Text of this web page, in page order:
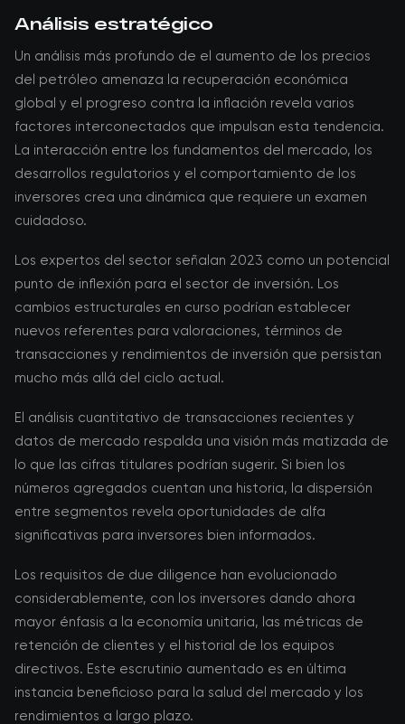
Análisis estratégico
Un análisis más profundo de el aumento de los precios
del petróleo amenaza la recuperación económica
global y el progreso contra la inflación revela varios
factores interconectados que impulsan esta tendencia.
La interacción entre los fundamentos del mercado, los
desarrollos regulatorios y el comportamiento de los
inversores crea una dinámica que requiere un examen
cuidadoso.
Los expertos del sector señalan 2023 como un potencial
punto de inflexión para el sector de inversión. Los
cambios estructurales en curso podrían establecer
nuevos referentes para valoraciones, términos de
transacciones y rendimientos de inversión que persistan
mucho más allá del ciclo actual.
El análisis cuantitativo de transacciones recientes y
datos de mercado respalda una visión más matizada de
lo que las cifras titulares podrían sugerir. Si bien los
números agregados cuentan una historia, la dispersión
entre segmentos revela oportunidades de alfa
significativas para inversores bien informados.
Los requisitos de due diligence han evolucionado
considerablemente, con los inversores dando ahora
mayor énfasis a la economía unitaria, las métricas de
retención de clientes y el historial de los equipos
directivos. Este escrutinio aumentado es en última
instancia beneficioso para la salud del mercado y los
rendimientos a largo plazo.